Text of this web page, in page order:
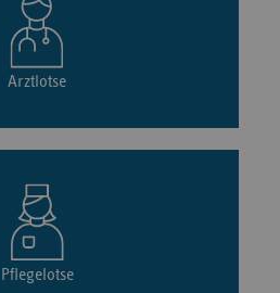
Arztlotse
Pflegelotse